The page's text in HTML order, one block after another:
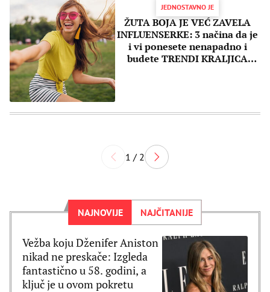
JEDNOSTAVNO JE
ŽUTA BOJA JE VEĆ ZAVELA
INFLUENSERKE: 3 načina da je
i vi ponesete nenapadno i
budete TRENDI KRALJICA
1 / 2
NAJNOVIJE NAJČITANIJE
Vežba koju Dženifer Aniston
nikad ne preskače: Izgleda
fantastično u 58. godini, a
ključ je u ovom pokretu